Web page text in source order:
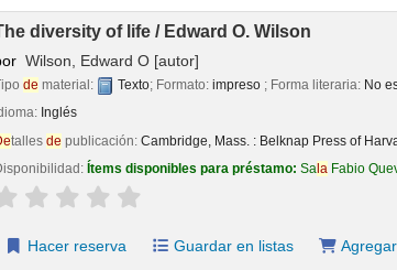
diversity of life / Edward O. Wilson
Wilson, Edward O[autor]
de material: Texto; Formato:impreso ; Forma literaria: No
Inglés
tallesde publicación:Cambridge, Mass. : Belknap Press of
Ítems disponibles para préstamo:Sala Fabio
Hacer reserva Guardar en listas